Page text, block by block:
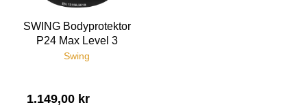
SWING Bodyprotektor
P24 Max Level 3
Swing
1.149,00 kr